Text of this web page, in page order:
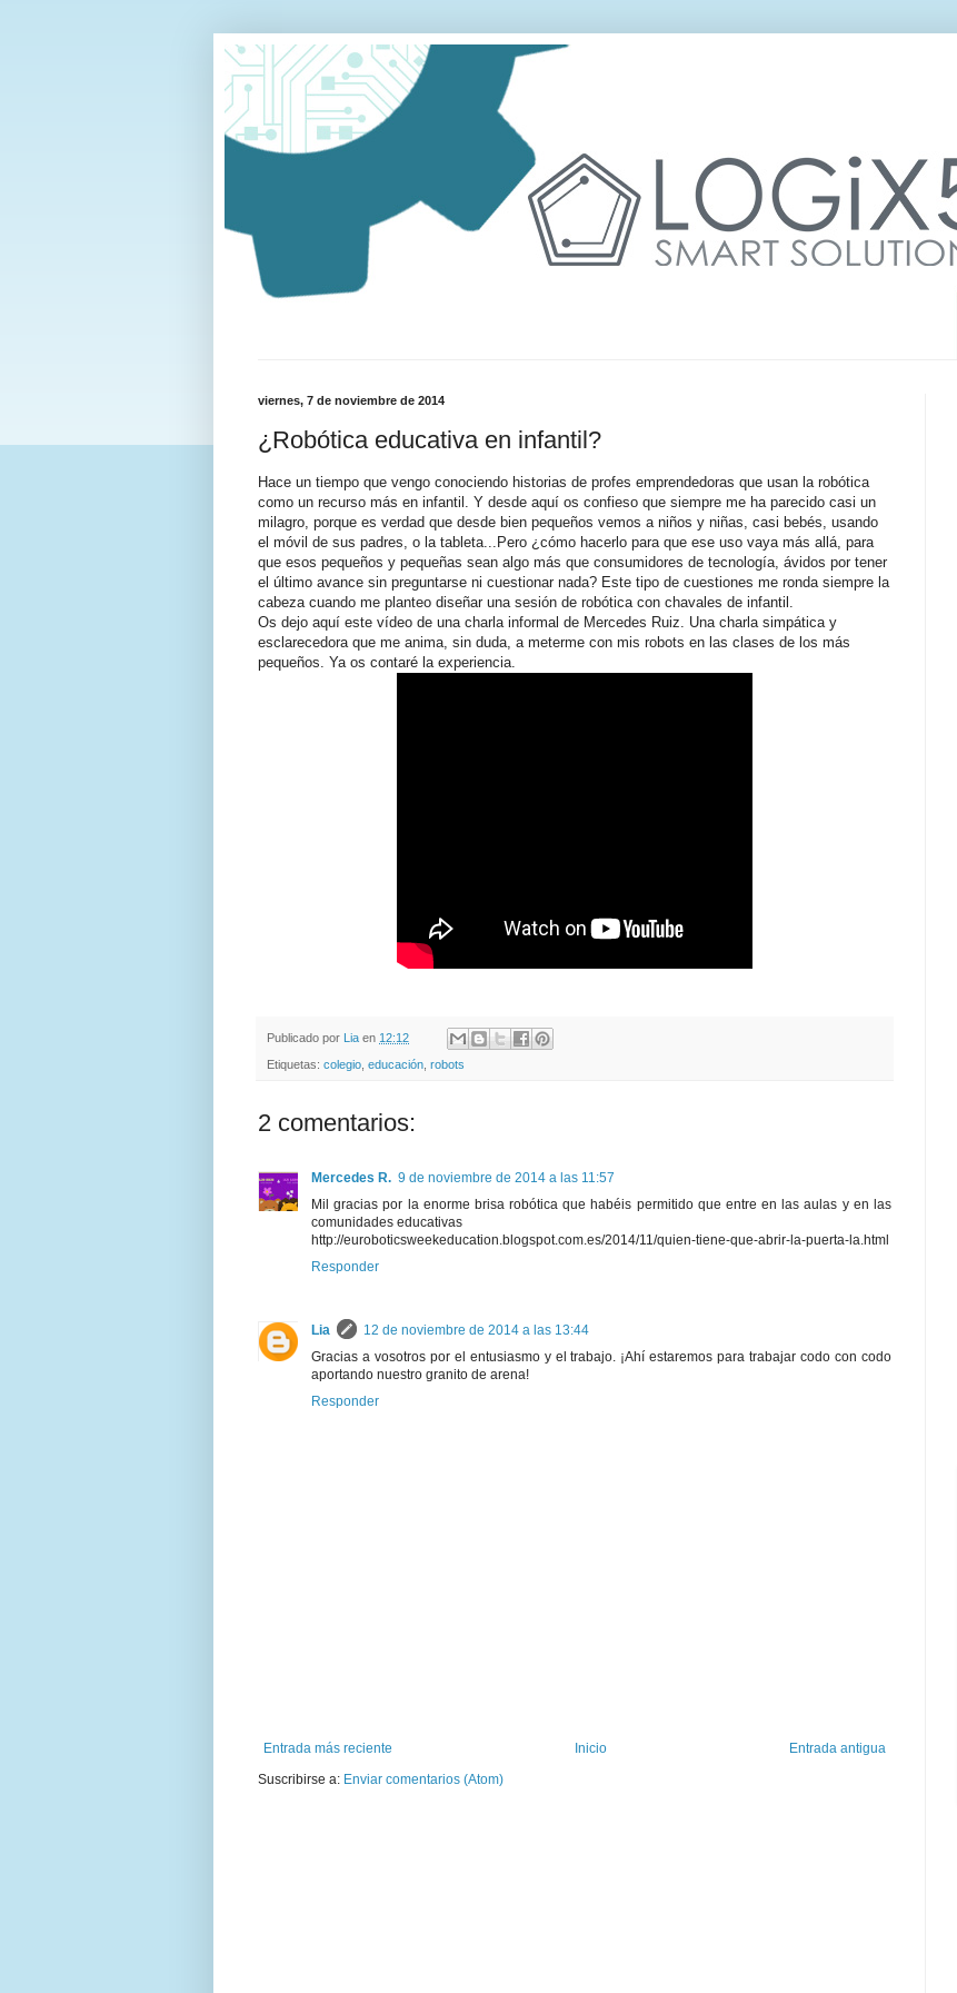
viernes, 7 de noviembre de 2014
¿Robótica educativa en infantil?
Hace un tiempo que vengo conociendo historias de profes emprendedoras que usan la robótica
como un recurso más en infantil. Y desde aquí os confieso que siempre me ha parecido casi un
milagro, porque es verdad que desde bien pequeños vemos a niños y niñas, casi bebés, usando
el móvil de sus padres, o la tableta...Pero ¿cómo hacerlo para que ese uso vaya más allá, para
que esos pequeños y pequeñas sean algo más que consumidores de tecnología, ávidos por tener
el último avance sin preguntarse ni cuestionar nada? Este tipo de cuestiones me ronda siempre la
cabeza cuando me planteo diseñar una sesión de robótica con chavales de infantil.
Os dejo aquí este vídeo de una charla informal de Mercedes Ruiz. Una charla simpática y
esclarecedora que me anima, sin duda, a meterme con mis robots en las clases de los más
pequeños. Ya os contaré la experiencia.
Publicado por Lia en 12:12
Etiquetas: colegio educación robots
2 comentarios:
Mercedes R. 9 de noviembre de 2014 a las 11:57
Mil gracias por la enorme brisa robótica que habéis permitido que entre en las aulas y en las
comunidades educativas
http://euroboticsweekeducation.blogspot.com.es/2014/11/quien-tiene-que-abrir-la-puerta-la.html
Responder
Lia
12 de noviembre de 2014 a las 13:44
Gracias a vosotros por el entusiasmo y el trabajo. ¡Ahí estaremos para trabajar codo con codo
aportando nuestro granito de arena!
Responder
Entrada más reciente Entrada antigua
Inicio
Suscribirse a: Enviar comentarios (Atom)